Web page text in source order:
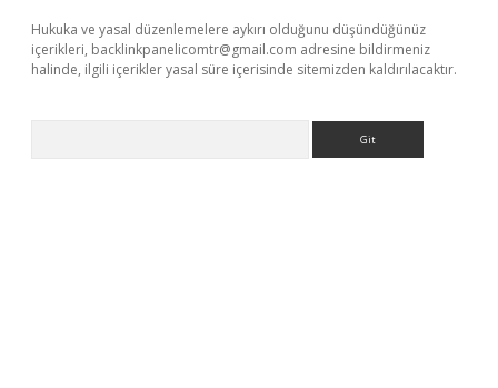
Hukuka ve yasal düzenlemelere aykırı olduğunu düşündüğünüz
içerikleri, backlinkpanelicomtr@gmail.com adresine bildirmeniz
halinde, ilgili içerikler yasal süre içerisinde sitemizden kaldırılacaktır.